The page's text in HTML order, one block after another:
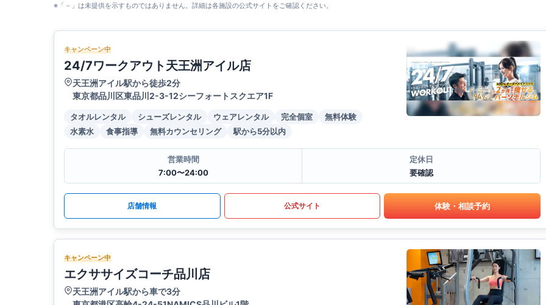
※「－」は未提供を示すものではありません。詳細は各施設の公式サイトをご確認ください。
キャンペーン中
24/7ワークアウト天王洲アイル店
天王洲アイル駅から徒歩2分
東京都品川区東品川2-3-12シーフォートスクエア1F
タオルレンタル シューズレンタル ウェアレンタル 完全個室
無料体験
水素水
食事指導 無料カウンセリング 駅から5分以内
営業時間
7:00〜24:00
定休日
要確認
店舗情報 公式サイト 体験・相談予約
キャンペーン中
エクササイズコーチ品川店
天王洲アイル駅から車で3分